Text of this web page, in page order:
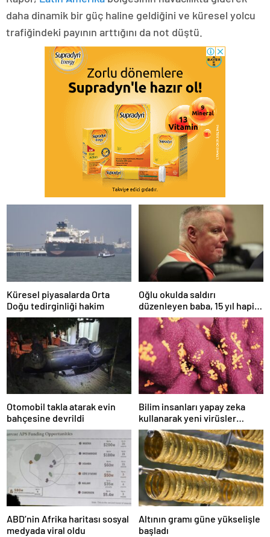
daha dinamik bir güç haline geldiğini ve küresel yolcu
trafiğindeki payının arttığını da not düştü.
Küresel piyasalarda Orta
Doğu tedirginliği hakim
Oğlu okulda saldırı
düzenleyen baba, 15 yıl hapis
cezasına çarptırıldı
Otomobil takla atarak evin
bahçesine devrildi
Bilim insanları yapay zeka
kullanarak yeni virüsler
tasarladı
ABD’nin Afrika haritası sosyal
medyada viral oldu
Altının gramı güne yükselişle
başladı